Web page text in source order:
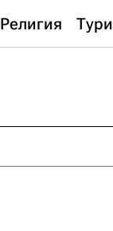
Религия